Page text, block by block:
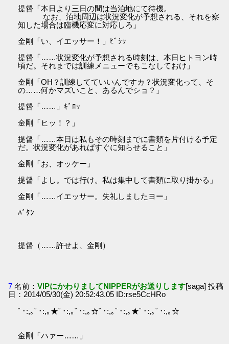
提督「本日より三日の間は当泊地にて待機。
なお、泊地周辺は状況変化が予想される、それを察
知した場合は臨機応変に対応しろ」
金剛「い、イエッサー！」ﾋﾞｼｯ
提督「……状況変化が予想される時刻は、本日ヒトヨン時
頃だ。それまでは訓練メニューでもこなしておけ」
金剛「OH？訓練してていいんですカ？状況変化って、そ
の……何かマズいこと、あるんでショ？」
提督「……」ｷﾞﾛｯ
金剛「ヒッ！？」
提督「……本日は私もその時刻までに書類を片付ける予定
だ。状況変化があればすぐに知らせること」
金剛「お、オッケー」
提督「よし。では行け。私は集中して書類に取り掛かる」
金剛「……イエッサー。失礼しましたヨー」
ﾊﾞﾀﾝ
提督（……許せよ、金剛）
7 名前：VIPにかわりましてNIPPERがお送りします[saga] 投稿
日：2014/05/30(金) 20:52:43.05 ID:rse5CcHRo
ﾟ･:,｡ﾟ･:,｡★ﾟ･:,｡ﾟ･:,｡☆ﾟ･:,｡ﾟ･:,｡★ﾟ･:,｡ﾟ･:,｡☆
金剛「ハァー……」